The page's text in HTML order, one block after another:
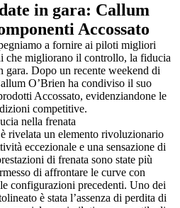
in gara: Callum
Accossato
a fornire ai piloti migliori
che migliorano il controllo, la fiducia
gara. Dopo un recente weekend di
O’Brien ha condiviso il suo
Accossato, evidenziandone le
competitive.
nella frenata
rivelata un elemento rivoluzionario
eccezionale e una sensazione di
di frenata sono state più
di affrontare le curve con
configurazioni precedenti. Uno dei
è stata l’assenza di perdita di